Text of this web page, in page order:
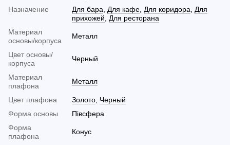
Назначение
Для бара Для кафе Для коридора
Для
прихожей
Для ресторана
Материал
основы/корпуса
Металл
Цвет основы/
корпуса
Черный
Материал
плафона
Металл
Цвет плафона Золото Черный
Форма основы
Півсфера
Форма
плафона
Конус